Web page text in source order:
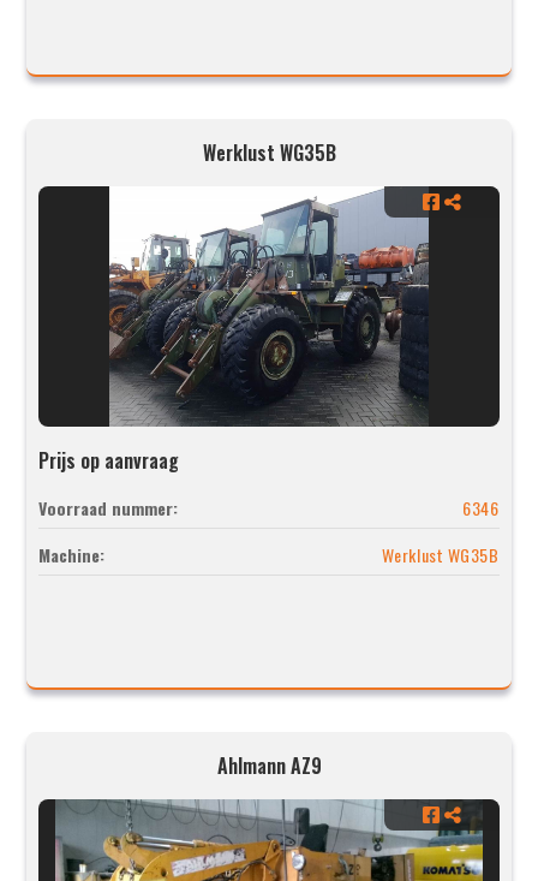
Werklust WG35B
Prijs op aanvraag
Voorraad nummer:
6346
Machine:
Werklust WG35B
Ahlmann AZ9